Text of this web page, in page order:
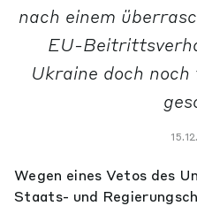
nach einem
EU-
Ukraine doch
Wegen eines Vetos des
Staats- und